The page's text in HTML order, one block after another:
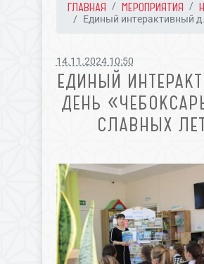
ГЛАВНАЯ МЕРОПРИЯТИЯ
Единый интерактивный
14.11.2024 10:50
ЕДИНЫЙ
ДЕНЬ
СЛАВНЫХ